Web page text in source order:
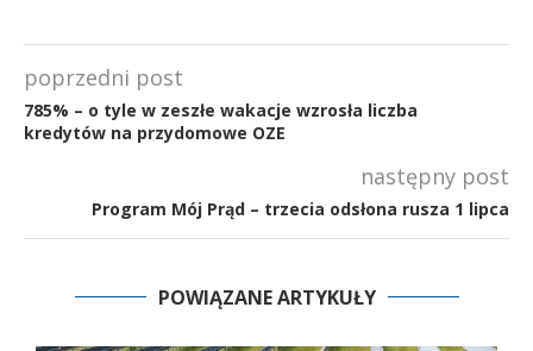
poprzedni post
785% – o tyle w zeszłe wakacje wzrosła liczba
kredytów na przydomowe OZE
następny post
Program Mój Prąd – trzecia odsłona rusza 1 lipca
POWIĄZANE ARTYKUŁY